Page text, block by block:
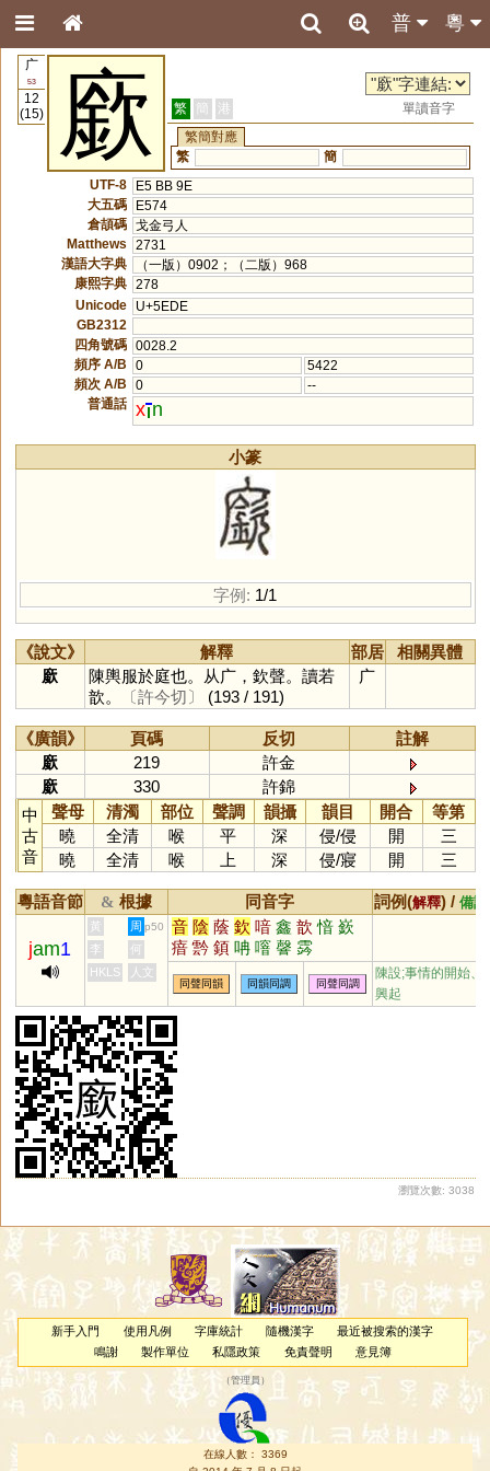
粵
普
广
53
12
(15)
廞 繁 簡 港
單讀音字
繁簡對應
繁
簡
UTF-8
E5 BB 9E
大五碼
E574
倉頡碼 戈金弓人
Matthews
2731
漢語大字典
（一版）0902；（二版）968
康熙字典 278
Unicode
U+5EDE
GB2312
四角號碼 0028.2
頻序 A/B
0
5422
頻次 A/B
0
--
普通話 x n
小篆
字例: 1/1
《說文》 解釋 部居
相關異體
廞
陳輿服於庭也。从广，欽聲。讀若
歆。
〔許今切〕 (193 / 191)
广
《廣韻》 頁碼 反切
註解
廞
219
許金
廞
330
許錦
中
古
音
聲母 清濁 部位 聲調 韻攝 韻目 開合
等第
曉
全清 喉 平 深 侵/侵 開
三
曉
全清 喉 上 深 侵/寢 開 三
粵語音節 & 根據 同音字 詞例(解釋) / 備註
jam1
黃 周 p50 音 陰 蔭 欽 喑 鑫 歆 愔 嶔
瘖 霒 顉 呥 噾 韾 霠
李
何
HKLS
人文
同聲同韻 同韻同調 同聲同調
陳設;事情的開始、
興起
瀏覽次數: 3038
新手入門 使用凡例 字庫統計 隨機漢字
最近被搜索的漢字
鳴謝
製作單位 私隱政策 免責聲明 意見簿
（管理員 ）
在線人數： 3369